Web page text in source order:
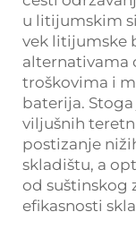
u litijumskim
vek litijumske
alternativama
troškovima i
baterija.
viljušnih
postizanje
skladištu, a
od suštinskog
efikasnosti